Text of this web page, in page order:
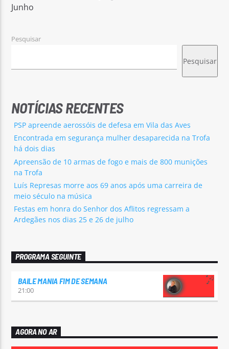
Rádio No ar
Junho
Pesquisar
Pesquisar
NOTÍCIAS RECENTES
PSP apreende aerossóis de defesa em Vila das Aves
Encontrada em segurança mulher desaparecida na Trofa
há dois dias
Apreensão de 10 armas de fogo e mais de 800 munições
na Trofa
Luís Represas morre aos 69 anos após uma carreira de
meio século na música
Festas em honra do Senhor dos Aflitos regressam a
Ardegães nos dias 25 e 26 de julho
PROGRAMA SEGUINTE
BAILE MANIA FIM DE SEMANA
21:00
AGORA NO AR